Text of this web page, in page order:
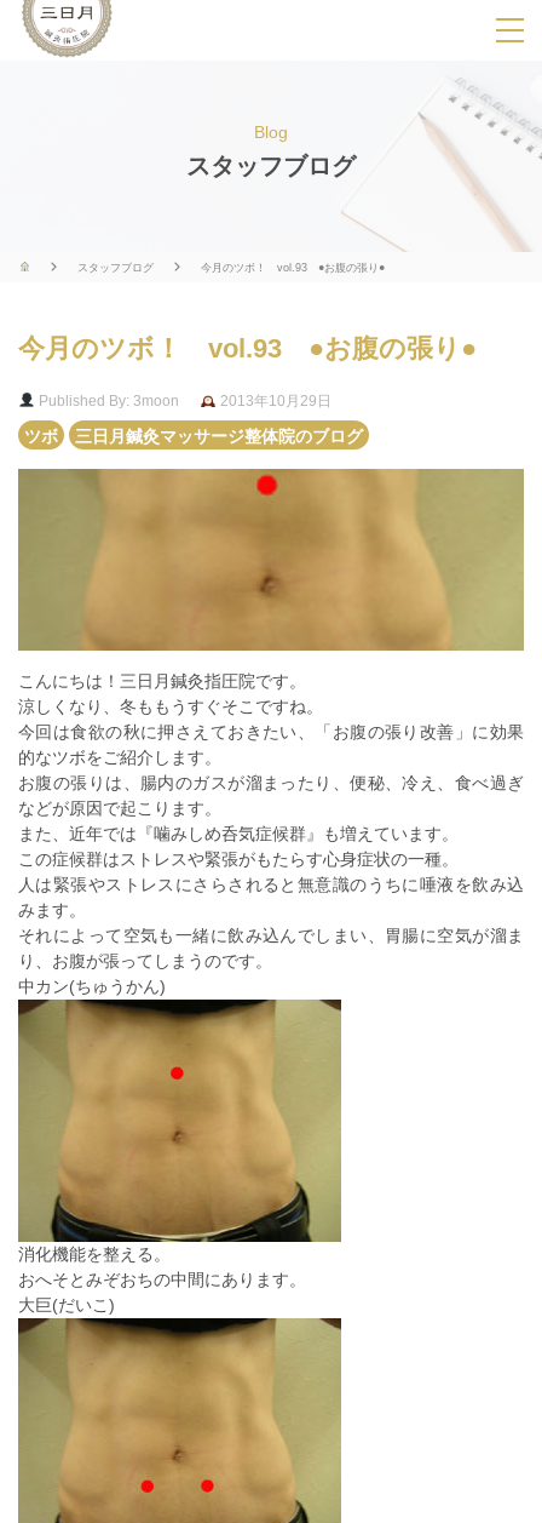
SPメニ
ー
展
用
ボ
Blog
スタッフブログ
スタッフブログ 今月のツボ！ vol.93 ●お腹の張り●
今月のツボ！ vol.93 ●お腹の張り●
Published By: 3moon
2013年10月29日
ツボ
三日月鍼灸マッサージ整体院のブログ
こんにちは！三日月鍼灸指圧院です。
涼しくなり、冬ももうすぐそこですね。
今回は食欲の秋に押さえておきたい、「お腹の張り改善」に効果
的なツボをご紹介します。
お腹の張りは、腸内のガスが溜まったり、便秘、冷え、食べ過ぎ
などが原因で起こります。
また、近年では『噛みしめ呑気症候群』も増えています。
この症候群はストレスや緊張がもたらす心身症状の一種。
人は緊張やストレスにさらされると無意識のうちに唾液を飲み込
みます。
それによって空気も一緒に飲み込んでしまい、胃腸に空気が溜ま
り、お腹が張ってしまうのです。
中カン(ちゅうかん)
消化機能を整える。
おへそとみぞおちの中間にあります。
大巨(だいこ)